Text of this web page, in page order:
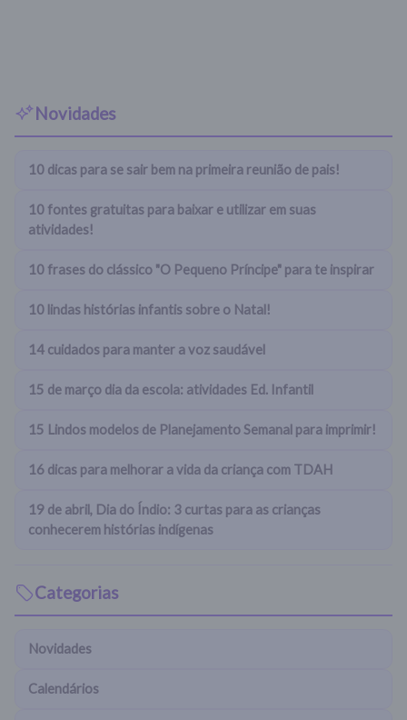
Novidades
10 dicas para se sair bem na primeira reunião de pais!
10 fontes gratuitas para baixar e utilizar em suas
atividades!
10 frases do clássico "O Pequeno Príncipe" para te inspirar
10 lindas histórias infantis sobre o Natal!
14 cuidados para manter a voz saudável
15 de março dia da escola: atividades Ed. Infantil
15 Lindos modelos de Planejamento Semanal para imprimir!
16 dicas para melhorar a vida da criança com TDAH
19 de abril, Dia do Índio: 3 curtas para as crianças
conhecerem histórias indígenas
Categorias
Novidades
Calendários